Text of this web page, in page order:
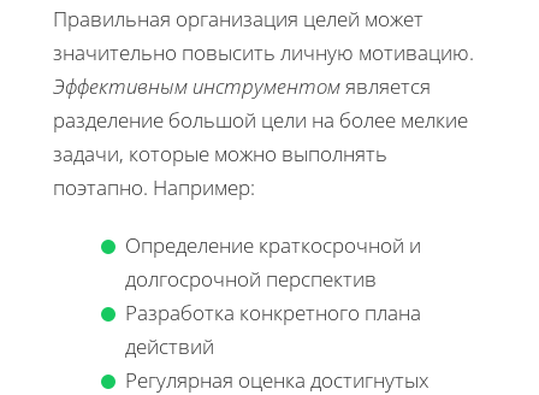
Правильная организация целей может
значительно повысить личную мотивацию.
Эффективным инструментомявляется
разделение большой цели на более мелкие
задачи, которые можно выполнять
поэтапно. Например:
Определение краткосрочной и
долгосрочной перспектив
Разработка конкретного плана
действий
Регулярная оценка достигнутых